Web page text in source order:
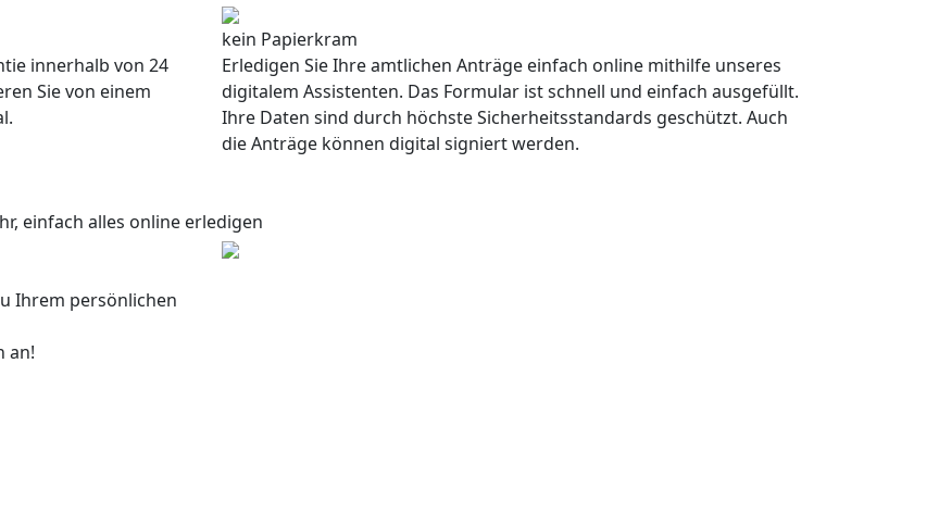
innerhalb von 24
Sie von einem
kein Papierkram
Erledigen Sie Ihre amtlichen Anträge einfach online mithilfe unseres
digitalem Assistenten. Das Formular ist schnell und einfach ausgefüllt.
Ihre Daten sind durch höchste Sicherheitsstandards geschützt. Auch
die Anträge können digital signiert werden.
einfach alles online erledigen
Ihrem persönlichen
an!